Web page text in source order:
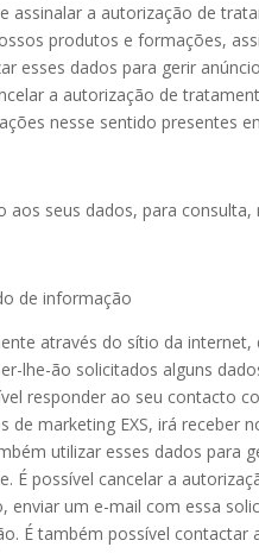
assinalar a autorização de
produtos e formações,
esses dados para gerir
a autorização de
nesse sentido presentes
seus dados, para consulta,
de informação
através do sítio da
lhe-ão solicitados alguns
responder ao seu contacto
marketing EXS, irá receber
utilizar esses dados para
É possível cancelar a
um e-mail com essa
É também possível contactar